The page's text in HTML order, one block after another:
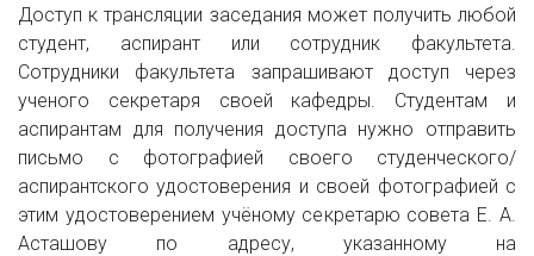
Доступ к трансляции заседания может получить любой
студент, аспирант или сотрудник факультета.
Сотрудники факультета запрашивают доступ через
ученого секретаря своей кафедры. Студентам и
аспирантам для получения доступа нужно отправить
письмо с фотографией своего студенческого/
аспирантского удостоверения и своей фотографией с
этим удостоверением учёному секретарю совета Е. А.
Асташову по адресу, указанному на